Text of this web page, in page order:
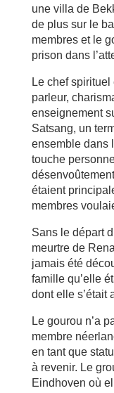
une villa de
de plus sur le
membres et le
prison dans
Le chef
parleur,
enseignement
Satsang, un
ensemble dans
touche
étaient
membres
Sans le départ
meurtre de
jamais été
famille qu’elle
dont elle s’était
Le gourou n’a
membre
en tant que
à revenir. Le
Eindhoven où